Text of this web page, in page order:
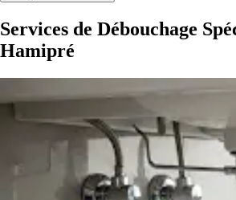
Services de Débouchage
Hamipré